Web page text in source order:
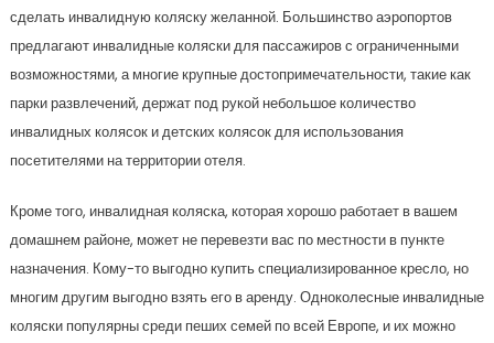
сделать инвалидную коляску желанной. Большинство аэропортов
предлагают инвалидные коляски для пассажиров с ограниченными
возможностями, а многие крупные достопримечательности, такие как
парки развлечений, держат под рукой небольшое количество
инвалидных колясок и детских колясок для использования
посетителями на территории отеля.
Кроме того, инвалидная коляска, которая хорошо работает в вашем
домашнем районе, может не перевезти вас по местности в пункте
назначения. Кому-то выгодно купить специализированное кресло, но
многим другим выгодно взять его в аренду. Одноколесные инвалидные
коляски популярны среди пеших семей по всей Европе, и их можно